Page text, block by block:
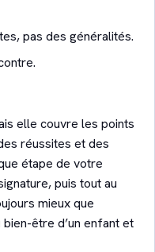
pas des généralités.
elle couvre les points
réussites et des
étape de votre
puis tout au
mieux que
être d’un enfant et